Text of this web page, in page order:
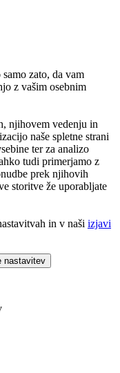
zato, da vam
z vašim osebnim
njihovem vedenju in
naše spletne strani
ter za analizo
tudi primerjamo z
prek njihovih
storitve že uporabljate
in v naši izjavi
nastavitev